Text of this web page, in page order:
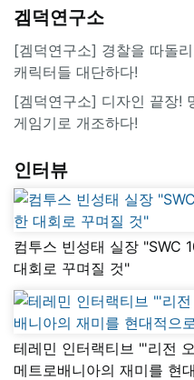
겜덕연구소
[겜덕연구소] 경찰을 따돌
캐릭터들 대단하다!
[겜덕연구소] 디자인 끝장!
게임기로 개조하다!
인터뷰
컴투스 빈성태 실장 "SWC
대회로 꾸며질 것"
테레민 인터랙티브 "'리전
메트로배니아의 재미를 현